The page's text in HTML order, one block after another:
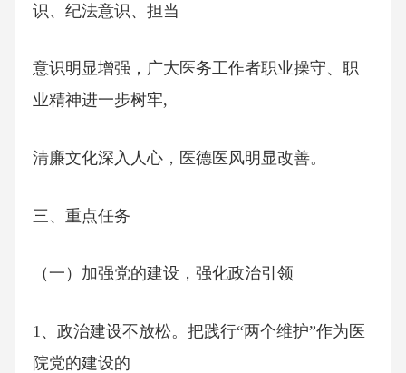
识、纪法意识、担当
意识明显增强，广大医务工作者职业操守、职
业精神进一步树牢,
清廉文化深入人心，医德医风明显改善。
三、重点任务
（一）加强党的建设，强化政治引领
1、政治建设不放松。把践行“两个维护”作为医
院党的建设的